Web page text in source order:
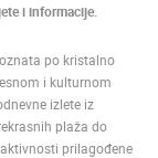
i informacije.
po kristalno
i kulturnom
izlete iz
plaža do
prilagođene